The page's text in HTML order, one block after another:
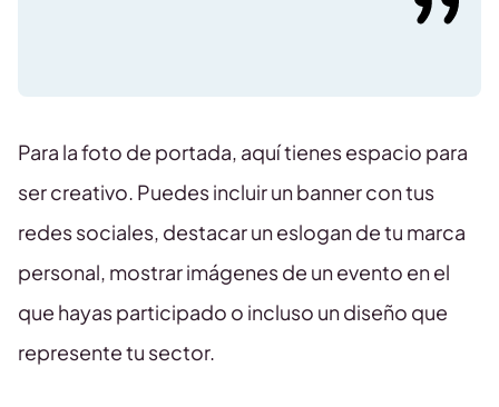
Para la foto de portada, aquí tienes espacio para
ser creativo. Puedes incluir un banner con tus
redes sociales, destacar un eslogan de tu marca
personal, mostrar imágenes de un evento en el
que hayas participado o incluso un diseño que
represente tu sector.